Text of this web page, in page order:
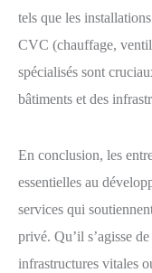
tels que les
CVC (chauffage,
spécialisés sont
bâtiments et des
En conclusion, les
essentielles au
services qui
privé. Qu’il s’agisse
infrastructures vitales